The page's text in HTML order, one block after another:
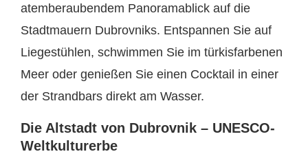
atemberaubendem Panoramablick auf die
Stadtmauern Dubrovniks. Entspannen Sie auf
Liegestühlen, schwimmen Sie im türkisfarbenen
Meer oder genießen Sie einen Cocktail in einer
der Strandbars direkt am Wasser.
Die Altstadt von Dubrovnik – UNESCO-
Weltkulturerbe